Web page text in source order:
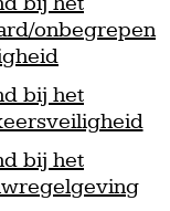
onbegrepen
bij het
bij het